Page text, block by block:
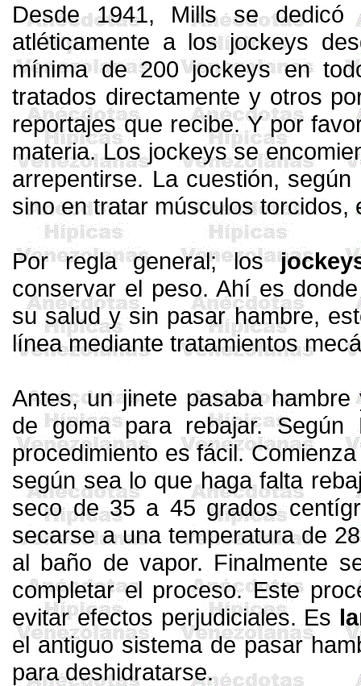
Desde 1941, Millsse
atléticamente a los jockeys
mínima de 200 jockeys en
tratados directamente y otros
reportajes que recibe.Ypor
materia.Los jockeys se
arrepentirse. La cuestión, según
sinoentratar músculos torcidos,
Porregla general; los
conservar el peso. Ahí es
su salud y sin pasar hambre,
línea mediante tratamientos
Antes, un jinete pasaba hambre
degoma para rebajar. Según
procedimiento es fácil.
según sea lo que haga falta
seco de 35 a 45grados
secarse a una temperatura de
al baño de vapor. Finalmente
completarel proceso. Este
evitar efectos perjudiciales. Es
el antiguo sistema de pasar
paradeshidratarse.